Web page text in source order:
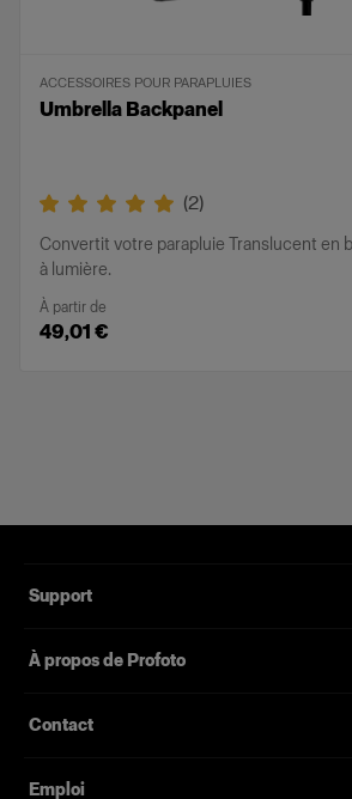
ACCESSOIRES POUR PARAPLUIES
Umbrella Backpanel
(2)
Convertit votre parapluie Translucent en
à lumière.
À partir de
49,01 €
Support
À propos de Profoto
Contact
Emploi